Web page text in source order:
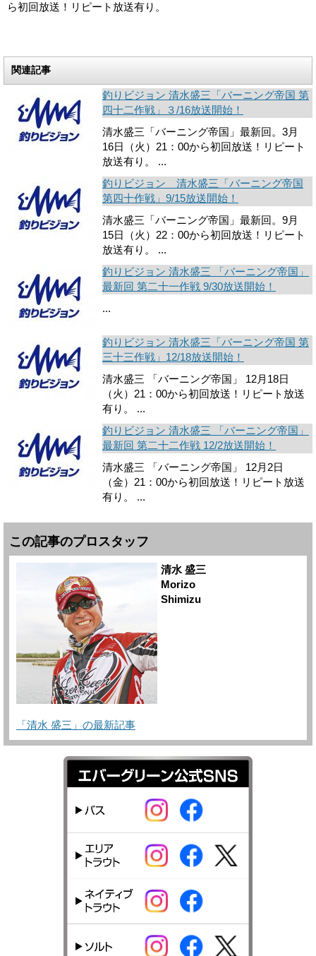
ら初回放送！リピート放送有り。
関連記事
釣りビジョン 清水盛三「バーニング帝国 第
四十二作戦」３/16放送開始！
清水盛三「バーニング帝国」最新回。3月
16日（火）21：00から初回放送！リピート
放送有り。 ...
釣りビジョン 清水盛三「バーニング帝国
第四十作戦」9/15放送開始！
清水盛三「バーニング帝国」最新回。9月
15日（火）22：00から初回放送！リピート
放送有り。 ...
釣りビジョン 清水盛三 「バーニング帝国」
最新回 第二十一作戦 9/30放送開始！
...
釣りビジョン 清水盛三「バーニング帝国 第
三十三作戦」12/18放送開始！
清水盛三 「バーニング帝国」 12月18日
（火）21：00から初回放送！リピート放送
有り。 ...
釣りビジョン 清水盛三 「バーニング帝国」
最新回 第二十二作戦 12/2放送開始！
清水盛三 「バーニング帝国」 12月2日
（金）21：00から初回放送！リピート放送
有り。 ...
この記事のプロスタッフ
清水 盛三
Morizo
Shimizu
「清水 盛三」の最新記事